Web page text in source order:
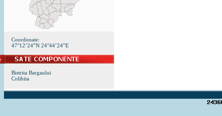
Coordonate:
47°12’24”N 24°44’24”E
Bistrita Bargaului
Colibita